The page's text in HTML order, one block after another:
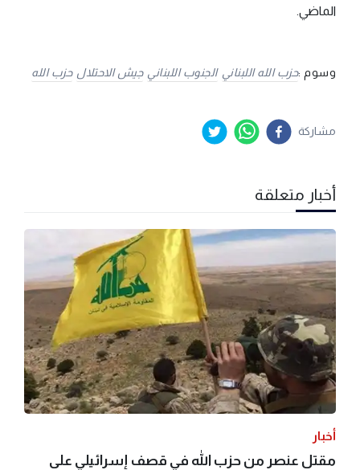
الماضي.
وسوم :حزب الله اللبناني الجنوب اللبناني جيش الاحتلال حزب الله
مشاركة
أخبار متعلقة
أخبار
مقتل عنصر من حزب الله في قصف إسرائيلي على